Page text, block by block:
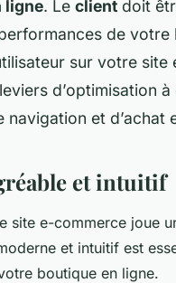
ligne. Le client doit
de
sur votre
d’optimisation
navigation et d’achat
et intuitif
site e-commerce joue
et intuitif est
boutique en ligne.